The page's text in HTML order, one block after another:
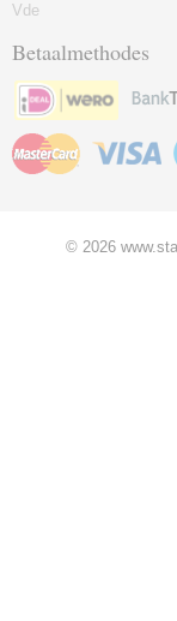
Vde
Betaalmethodes
© 2026